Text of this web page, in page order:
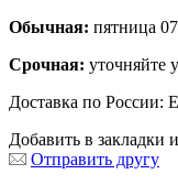
Обычная: пятница
Срочная: уточняйте
Доставка по России:
Добавить в закладки
Отправить другу